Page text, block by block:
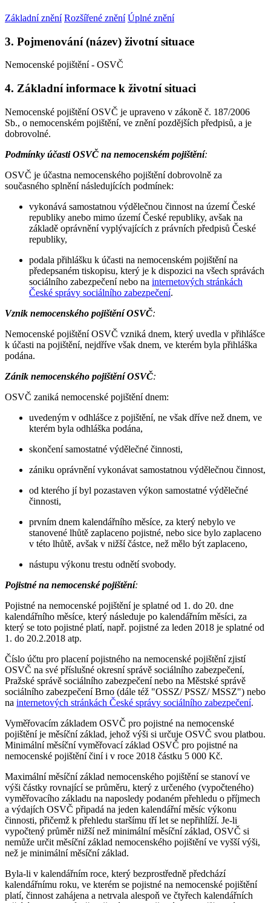
Základní znění Rozšířené znění Úplné znění
3. Pojmenování (název) životní situace
Nemocenské pojištění - OSVČ
4. Základní informace k životní situaci
Nemocenské pojištění OSVČ je upraveno v zákoně č. 187/2006
Sb., o nemocenském pojištění, ve znění pozdějších předpisů, a je
dobrovolné.
Podmínky účasti OSVČ na nemocenském pojištění:
OSVČ je účastna nemocenského pojištění dobrovolně za
současného splnění následujících podmínek:
vykonává samostatnou výdělečnou činnost na území České
republiky anebo mimo území České republiky, avšak na
základě oprávnění vyplývajících z právních předpisů České
republiky,
podala přihlášku k účasti na nemocenském pojištění na
předepsaném tiskopisu, který je k dispozici na všech správách
sociálního zabezpečení nebo na internetových stránkách
České správy sociálního zabezpečení.
Vznik nemocenského pojištění OSVČ:
Nemocenské pojištění OSVČ vzniká dnem, který uvedla v přihlášce
k účasti na pojištění, nejdříve však dnem, ve kterém byla přihláška
podána.
Zánik nemocenského pojištění OSVČ:
OSVČ zaniká nemocenské pojištění dnem:
uvedeným v odhlášce z pojištění, ne však dříve než dnem, ve
kterém byla odhláška podána,
skončení samostatné výdělečné činnosti,
zániku oprávnění vykonávat samostatnou výdělečnou činnost,
od kterého jí byl pozastaven výkon samostatné výdělečné
činnosti,
prvním dnem kalendářního měsíce, za který nebylo ve
stanovené lhůtě zaplaceno pojistné, nebo sice bylo zaplaceno
v této lhůtě, avšak v nižší částce, než mělo být zaplaceno,
nástupu výkonu trestu odnětí svobody.
Pojistné na nemocenské pojištění:
Pojistné na nemocenské pojištění je splatné od 1. do 20. dne
kalendářního měsíce, který následuje po kalendářním měsíci, za
který se toto pojistné platí, např. pojistné za leden 2018 je splatné od
1. do 20.2.2018 atp.
Číslo účtu pro placení pojistného na nemocenské pojištění zjistí
OSVČ na své příslušné okresní správě sociálního zabezpečení,
Pražské správě sociálního zabezpečení nebo na Městské správě
sociálního zabezpečení Brno (dále též "OSSZ/ PSSZ/ MSSZ") nebo
na internetových stránkách České správy sociálního zabezpečení.
Vyměřovacím základem OSVČ pro pojistné na nemocenské
pojištění je měsíční základ, jehož výši si určuje OSVČ svou platbou.
Minimální měsíční vyměřovací základ OSVČ pro pojistné na
nemocenské pojištění činí i v roce 2018 částku 5 000 Kč.
Maximální měsíční základ nemocenského pojištění se stanoví ve
výši částky rovnající se průměru, který z určeného (vypočteného)
vyměřovacího základu na naposledy podaném přehledu o příjmech
a výdajích OSVČ připadá na jeden kalendářní měsíc výkonu
činnosti, přičemž k přehledu staršímu tří let se nepřihlíží. Je-li
vypočtený průměr nižší než minimální měsíční základ, OSVČ si
nemůže určit měsíční základ nemocenského pojištění ve vyšší výši,
než je minimální měsíční základ.
Byla-li v kalendářním roce, který bezprostředně předchází
kalendářnímu roku, ve kterém se pojistné na nemocenské pojištění
platí, činnost zahájena a netrvala alespoň ve čtyřech kalendářních